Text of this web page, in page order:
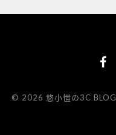
© 2026 悠小愷の3C BLOG